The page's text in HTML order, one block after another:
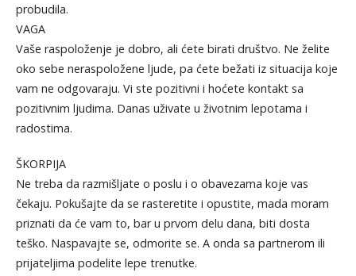
probudila.
VAGA
Vaše raspoloženje je dobro, ali ćete birati društvo. Ne želite
oko sebe neraspoložene ljude, pa ćete bežati iz situacija koje
vam ne odgovaraju. Vi ste pozitivni i hoćete kontakt sa
pozitivnim ljudima. Danas uživate u životnim lepotama i
radostima.
ŠKORPIJA
Ne treba da razmišljate o poslu i o obavezama koje vas
čekaju. Pokušajte da se rasteretite i opustite, mada moram
priznati da će vam to, bar u prvom delu dana, biti dosta
teško. Naspavajte se, odmorite se. A onda sa partnerom ili
prijateljima podelite lepe trenutke.